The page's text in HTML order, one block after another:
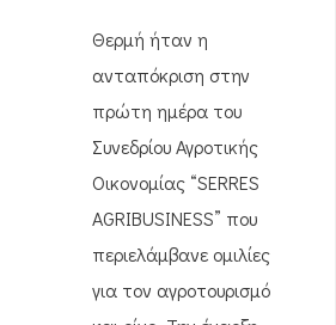
Θερμή ήταν η
ανταπόκριση στην
πρώτη ημέρα του
Συνεδρίου Αγροτικής
Οικονομίας “SERRES
AGRIBUSINESS” που
περιελάμβανε ομιλίες
για τον αγροτουρισμό